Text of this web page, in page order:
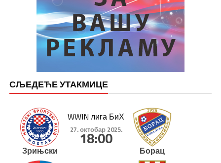
СЉЕДЕЋЕ УТАКМИЦЕ
Зрињски
WWIN лига БиХ
27. октобар 2025.
18:00
Борац